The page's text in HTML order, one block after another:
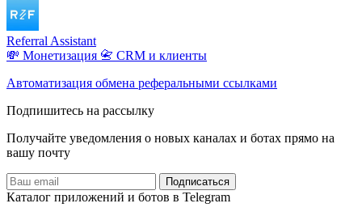
Referral Assistant
💸 Монетизация 📇 CRM и клиенты
Автоматизация обмена реферальными ссылками
Подпишитесь на рассылку
Получайте уведомления о новых каналах и ботаx прямо на
вашу почту
Подписаться
Каталог приложений и ботов в Telegram